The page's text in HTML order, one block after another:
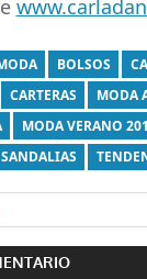
BOLSOS
CARTERAS
MODA
MODA VERANO
SANDALIAS